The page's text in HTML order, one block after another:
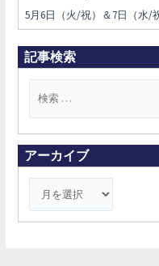
5月6日（火/祝）＆7日（水/
記事検索
対
象
アーカイブ